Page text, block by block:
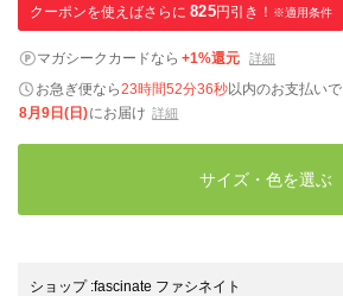
クーポンを使えばさらに 825円引き！ ※適用条件
マガシークカードなら +1%還元 詳細
お急ぎ便なら23時間52分35秒以内のお支払いで
8月9日(日)にお届け 詳細
サイズ・色を選ぶ
ショップ:fascinate ファシネイト